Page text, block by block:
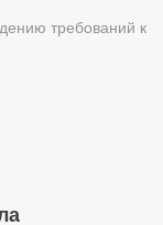
требований к